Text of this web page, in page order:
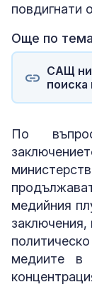
повдигнати
Още по
САЩ ни
По
медийния
заключения,
медиите в